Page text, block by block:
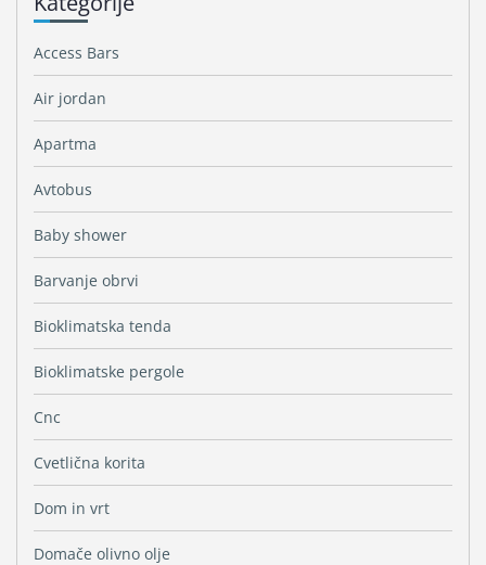
Access Bars
Air jordan
Apartma
Avtobus
Baby shower
Barvanje obrvi
Bioklimatska tenda
Bioklimatske pergole
Cnc
Cvetlična korita
Dom in vrt
Domače olivno olje